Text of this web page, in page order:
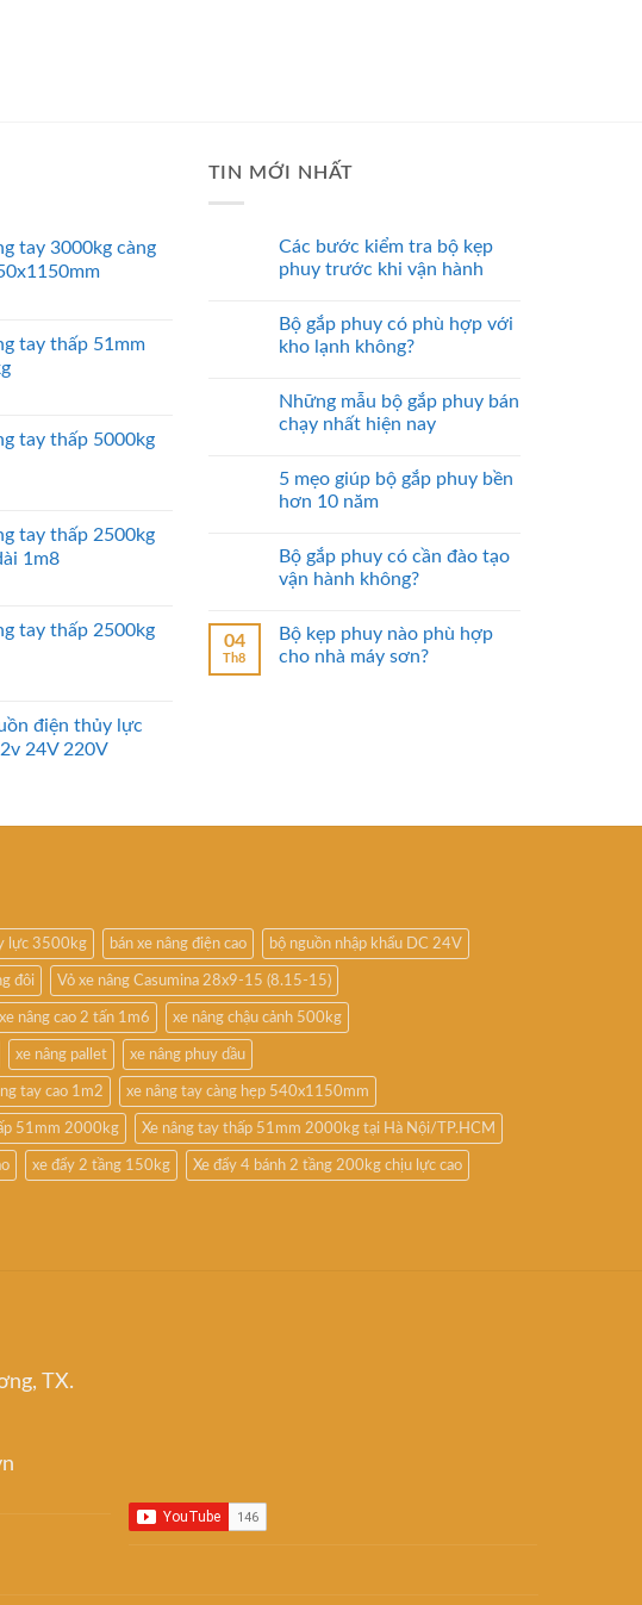
tay 3000kg càng
tay thấp 51mm
tay thấp 5000kg
tay thấp 2500kg
1m8
tay thấp 2500kg
điện thủy lực
24V 220V
TIN MỚI NHẤT
Các bước kiểm tra bộ kẹp
phuy trước khi vận hành
Bộ gắp phuy có phù hợp với
kho lạnh không?
Những mẫu bộ gắp phuy bán
chạy nhất hiện nay
5 mẹo giúp bộ gắp phuy bền
hơn 10 năm
Bộ gắp phuy có cần đào tạo
vận hành không?
04
Th8
Bộ kẹp phuy nào phù hợp
cho nhà máy sơn?
lực 3500kg bán xe nâng điện cao bộ nguồn nhập khẩu DC 24V
đôi Vỏ xe nâng Casumina 28x9-15 (8.15-15)
xe nâng cao 2 tấn 1m6 xe nâng chậu cảnh 500kg
xe nâng pallet xe nâng phuy dầu
tay cao 1m2 xe nâng tay càng hẹp 540x1150mm
51mm 2000kg Xe nâng tay thấp 51mm 2000kg tại Hà Nội/TP.HCM
xe đẩy 2 tầng 150kg Xe đẩy 4 bánh 2 tầng 200kg chịu lực cao
TX.